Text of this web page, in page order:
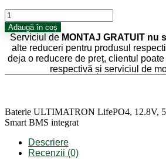
Cantitate
Baterie
ULTIMATRON
LifePO4,
12.8V,
560Ah,
cu
Smart
BMS
Adaugă în coș
Serviciul de MONTAJ GRATUIT nu
alte reduceri pentru produsul
deja o reducere de preț, clientul
respectivă și serviciul de
Baterie ULTIMATRON LifePO4, 12.8V,
Smart BMS integrat
Descriere
Recenzii (0)